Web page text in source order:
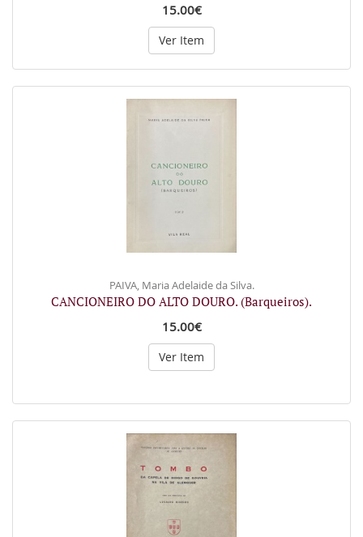
15.00€
Ver Item
PAIVA, Maria Adelaide da Silva.
CANCIONEIRO DO ALTO DOURO. (Barqueiros).
15.00€
Ver Item